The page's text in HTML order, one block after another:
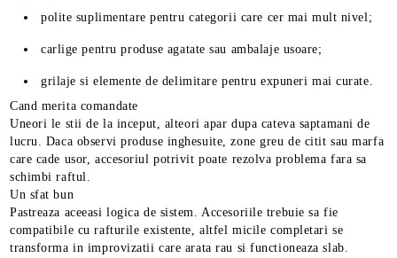
polite suplimentare pentru categorii care cer mai mult nivel;
carlige pentru produse agatate sau ambalaje usoare;
grilaje si elemente de delimitare pentru expuneri mai curate.
Cand merita comandate
Uneori le stii de la inceput, alteori apar dupa cateva saptamani de
lucru. Daca observi produse inghesuite, zone greu de citit sau marfa
care cade usor, accesoriul potrivit poate rezolva problema fara sa
schimbi raftul.
Un sfat bun
Pastreaza aceeasi logica de sistem. Accesoriile trebuie sa fie
compatibile cu rafturile existente, altfel micile completari se
transforma in improvizatii care arata rau si functioneaza slab.